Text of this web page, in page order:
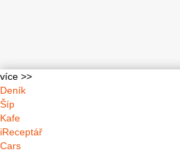
více >>
Deník
Šíp
Kafe
iReceptář
Cars